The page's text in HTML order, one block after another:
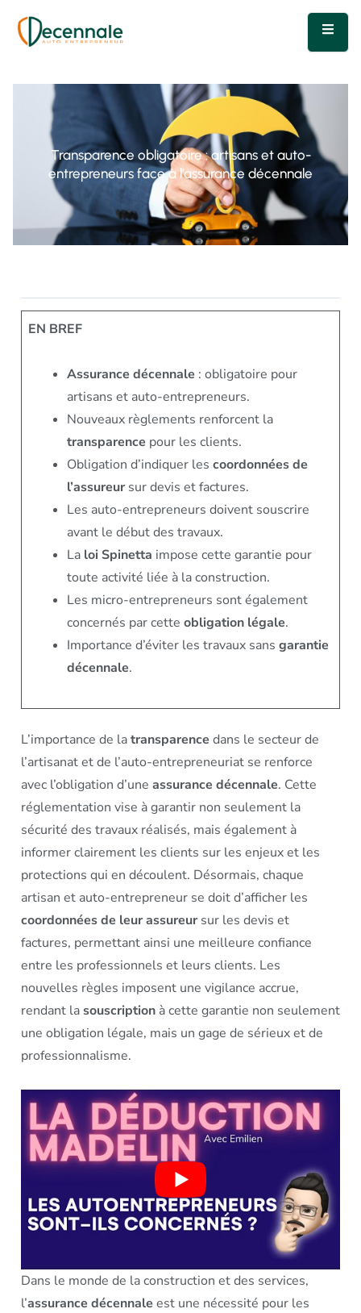
Transparence obligatoire : artisans et auto-
entrepreneurs face à l’assurance décennale
EN BREF
Assurance décennale : obligatoire pour
artisans et auto-entrepreneurs.
Nouveaux règlements renforcent la
transparence pour les clients.
Obligation d’indiquer les coordonnées de
l’assureur sur devis et factures.
Les auto-entrepreneurs doivent souscrire
avant le début des travaux.
La loi Spinetta impose cette garantie pour
toute activité liée à la construction.
Les micro-entrepreneurs sont également
concernés par cette obligation légale.
Importance d’éviter les travaux sans garantie
décennale.
L’importance de latransparence dans le secteur de
l’artisanat et de l’auto-entrepreneuriat se renforce
avec l’obligation d’une assurance décennale. Cette
réglementation vise à garantir non seulement la
sécurité des travaux réalisés, mais également à
informer clairement les clients sur les enjeux et les
protections qui en découlent. Désormais, chaque
artisan et auto-entrepreneur se doit d’afficher les
coordonnées de leur assureur sur les devis et
factures, permettant ainsi une meilleure confiance
entre les professionnels et leurs clients. Les
nouvelles règles imposent une vigilance accrue,
rendant lasouscription à cette garantie non seulement
une obligation légale, mais un gage de sérieux et de
professionnalisme.
Dans le monde de la construction et des services,
l’assurance décennale est une nécessité pour les